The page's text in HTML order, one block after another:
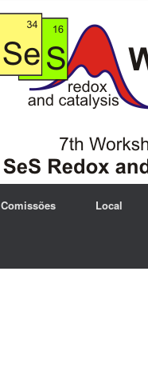
Comissões Local